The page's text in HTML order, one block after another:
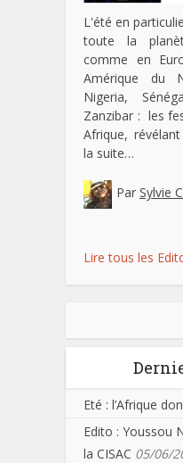
L'été en
toute la
comme en
Amérique du
Nigeria,
Zanzibar : les
Afrique,
la suite…
Par Sylvie
Lire tous les
Eté : l’Afrique
Edito : Youssou
la CISAC 05/06/